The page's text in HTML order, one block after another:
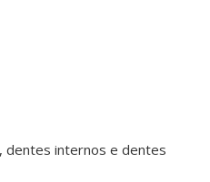
dentes internos e dentes